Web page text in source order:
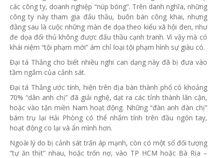
các công ty, doanh nghiệp “núp bóng”. Trên danh nghĩa, những
công ty này tham gia đấu thầu, buôn bán công khai, nhưng
đằng sau là cuộc những màn đe dọa theo kiểu xã hội đen, như
đe dọa đối thủ không được đấu thầu cạnh tranh. Vì vậy mà có
khái niệm “tội phạm mới” ám chỉ loại tội phạm hình sự giàu có.
Đại tá Thắng cho biết nhiều nghi can dạng này đã bị đưa vào
tầm ngắm của cảnh sát.
Đại tá Thắng ước tính, hiện trên địa bàn thành phố có khoảng
70% “dân anh chị” đã giải nghệ, dạt ra các tỉnh thành lân cận,
hoặc vào tận miền Nam hoạt động. Những “đàn anh đàn chị”
bám trụ lại Hải Phòng có thể nhẩm tính trên đầu ngón tay,
hoạt động co lại và ẩn mình hơn.
Ngoài lý do bị cảnh sát trấn áp mạnh, còn có một số đối tượng
“tự ăn thịt” nhau, hoặc trốn nợ, vào TP HCM hoặc Bà Rịa –